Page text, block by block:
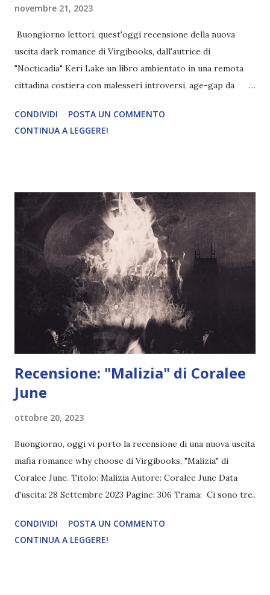
novembre 21, 2023
Buongiorno lettori, quest'oggi recensione della nuova
uscita dark romance di Virgibooks, dall'autrice di
"Nocticadia" Keri Lake un libro ambientato in una remota
cittadina costiera con malesseri introversi, age-gap da
Ossa Autore: Keri Lake Pagine: 552 Editore: Virgibook
Data di pubblicazione: 21 Novembre 2023 Trama: Vi
montato in sella al suo bianco destriero e avrebbe spezzato
la maledizione che ero destinata a portarmi dietro fin da
quando ero nata. È buffo come la storia sia cambiata nel
tempo. Come la fiaba si sia trasformata in qualcosa di molto
più contorto e oscuro di quanto avessi mai immaginato.
Nella realtà, il mio cavaliere è sfregiato e spezzato, vive da
solo in un castello di ossa che si affaccia sul mare. Non mi
sta cercando. Non lo...
CONDIVIDI
POSTA UN COMMENTO
CONTINUA A LEGGERE!
Recensione: "Malizia" di Coralee
June
ottobre 20, 2023
Buongiorno, oggi vi porto la recensione di una nuova uscita
mafia romance why choose di Virgibooks, "Malizia" di
Coralee June. Titolo: Malizia Autore: Coralee June Data
d'uscita: 28 Settembre 2023 Pagine: 306 Trama: Ci sono tre
mafia: 1. Non fare domande personali, 2. Non presentarsi a
casa sua senza invito, 3. Non far capire mai e poi mai a
CONDIVIDI
POSTA UN COMMENTO
CONTINUA A LEGGERE!